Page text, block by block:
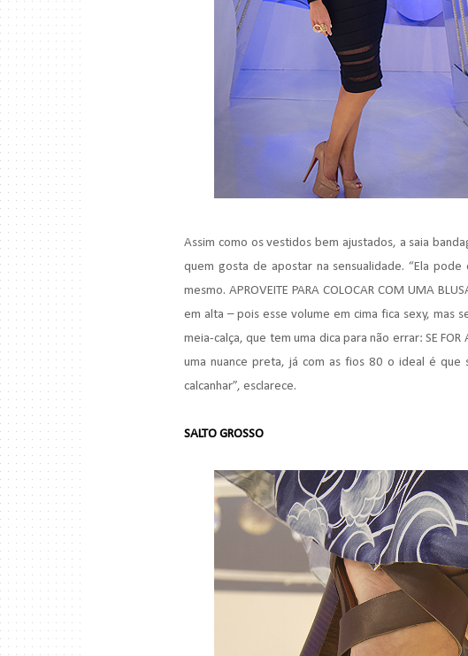
Assim como os vestidos bem ajustados, a saia
quem gosta de apostar na sensualidade. “Ela
mesmo. APROVEITE PARA COLOCAR COM UMA
em alta – pois esse volume em cima fica sexy, mas
meia-calça, que tem uma dica para não errar: SE FOR
uma nuance preta, já com as fios 80 o ideal é que
calcanhar”, esclarece.
SALTO GROSSO